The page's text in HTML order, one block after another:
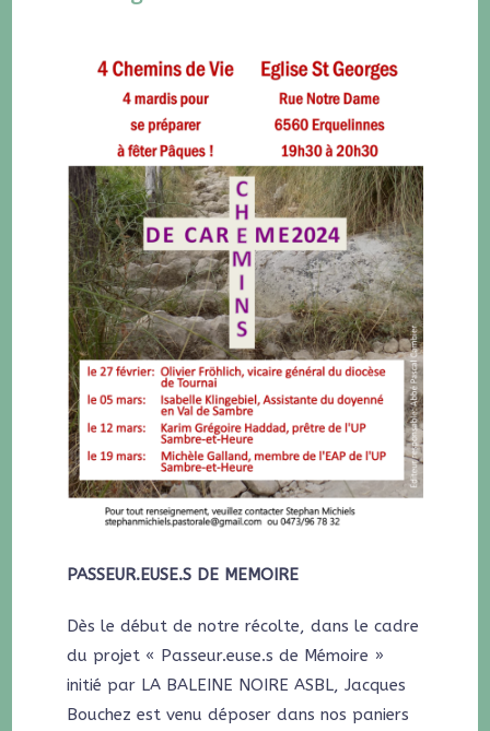
PASSEUR.EUSE.S DE MEMOIRE
Dès le début de notre récolte, dans le cadre
du projet « Passeur.euse.s de Mémoire »
initié par LA BALEINE NOIRE ASBL, Jacques
Bouchez est venu déposer dans nos paniers